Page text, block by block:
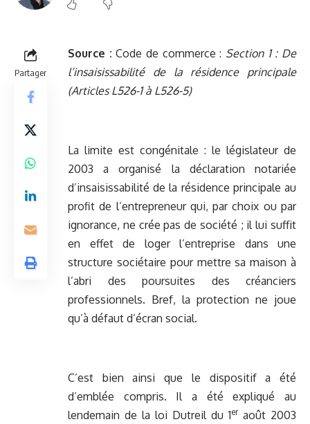
Partager
Source :Code de commerce : Section 1 : De
l’insaisissabilité de la résidence principale
(Articles L526-1 à L526-5)
La limite est congénitale : le législateur de
2003 a organisé la déclaration notariée
d’insaisissabilité de la résidence principale au
profit de l’entrepreneur qui, par choix ou par
ignorance, ne crée pas de société ; il lui suffit
en effet de loger l’entreprise dans une
structure sociétaire pour mettre sa maison à
l’abri des poursuites des créanciers
professionnels. Bref, la protection ne joue
qu’à défaut d’écran social.
C’est bien ainsi que le dispositif a été
d’emblée compris. Il a été expliqué au
lendemain de la loi Dutreil du 1eraoût 2003